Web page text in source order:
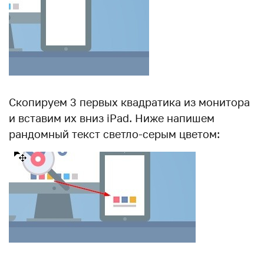
Скопируем 3 первых квадратика из монитора
и вставим их вниз iPad. Ниже напишем
рандомный текст светло-серым цветом: